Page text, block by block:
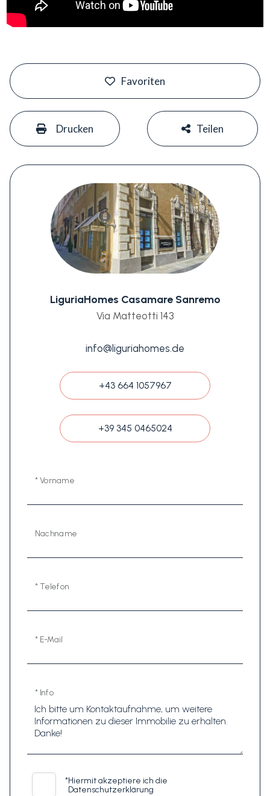
Favoriten
Drucken Teilen
LiguriaHomes Casamare Sanremo
Via Matteotti 143
info@liguriahomes.de
+43 664 1057967
+39 345 0465024
* Vorname
Nachname
* Telefon
* E-Mail
* Info
*Hiermit akzeptiere ich die
Datenschutzerklärung